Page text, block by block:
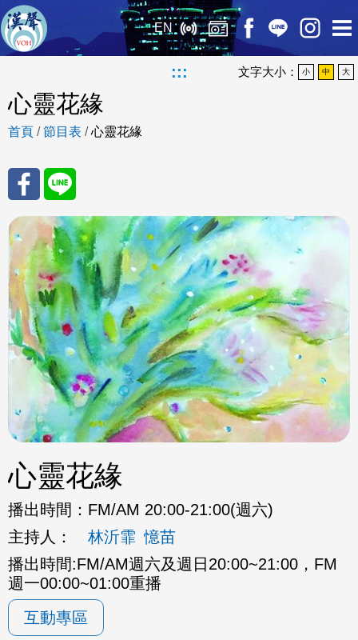
EN
::: 文字大小： 小 中 大
心靈花緣
首頁 /節目表 /心靈花緣
分享
至
Fac
eBo
ok
分享
至
Line
心靈花緣
播出時間： FM/AM 20:00-21:00(週六)
主持人：
林沂霏 憶苗
播出時間:FM/AM週六及週日20:00~21:00，FM
週一00:00~01:00重播
互動專區